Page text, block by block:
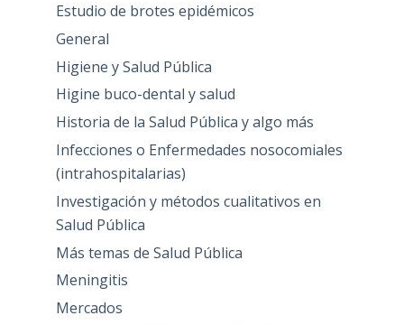
Estudio de brotes epidémicos
General
Higiene y Salud Pública
Higine buco-dental y salud
Historia de la Salud Pública y algo más
Infecciones o Enfermedades nosocomiales
(intrahospitalarias)
Investigación y métodos cualitativos en
Salud Pública
Más temas de Salud Pública
Meningitis
Mercados